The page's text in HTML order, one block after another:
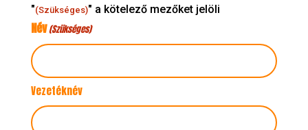
"(Szükséges)" a kötelező mezőket jelöli
Név(Szükséges)
Vezetéknév